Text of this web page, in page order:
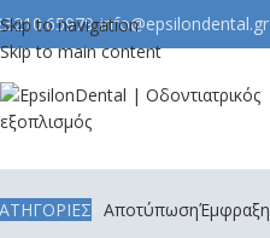
Skip to navigation
Skip to main content
info@epsilondental.gr
ΑποτύπωσηΈμφραξη